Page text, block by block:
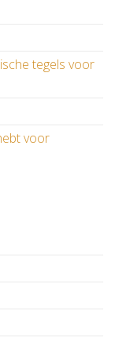
tegels voor
voor